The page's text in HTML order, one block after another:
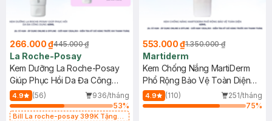
266.000 ₫445.000 ₫
La Roche-Posay
Kem Dưỡng La Roche-Posay
Giúp Phục Hồi Da Đa Công
Dụng 40ml
4.9 (56)
936/tháng
53%
Bill La roche-posay 399K Tặng
553.000 ₫1.350.000 ₫
Martiderm
Kem Chống Nắng MartiDerm
Phổ Rộng Bảo Vệ Toàn Diện
40ml
4.9 (110)
251/tháng
75%